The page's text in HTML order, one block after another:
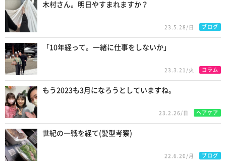
木村さん。明日やすまれますか？
23.5.28/日 ブログ
「10年経って。一緒に仕事をしないか」
23.3.21/火 コラム
もう2023も3月になろうとしていますね。
23.2.26/日 ヘアケア
世紀の一戦を経て(髪型考察)
22.6.20/月 ブログ